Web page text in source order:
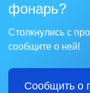
фонарь?
Столкнулись с
сообщите о ней!
Сообщить о